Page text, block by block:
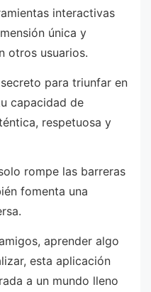
interactivas
única y
otros usuarios.
para triunfar en
capacidad de
respetuosa y
rompe las barreras
fomenta una
aprender algo
esta aplicación
a un mundo lleno